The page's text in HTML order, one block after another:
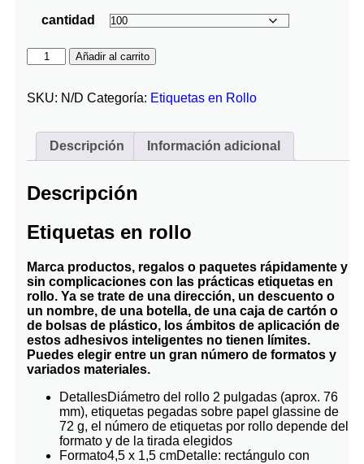
cantidad
Añadir al carrito
SKU: N/D Categoría: Etiquetas en Rollo
Descripción Información adicional
Descripción
Etiquetas en rollo
Marca productos, regalos o paquetes rápidamente y
sin complicaciones con las prácticas etiquetas en
rollo. Ya se trate de una dirección, un descuento o
un nombre, de una botella, de una caja de cartón o
de bolsas de plástico, los ámbitos de aplicación de
estos adhesivos inteligentes no tienen límites.
Puedes elegir entre un gran número de formatos y
variados materiales.
DetallesDiámetro del rollo 2 pulgadas (aprox. 76
mm), etiquetas pegadas sobre papel glassine de
72 g, el número de etiquetas por rollo depende del
formato y de la tirada elegidos
Formato4,5 x 1,5 cmDetalle: rectángulo con